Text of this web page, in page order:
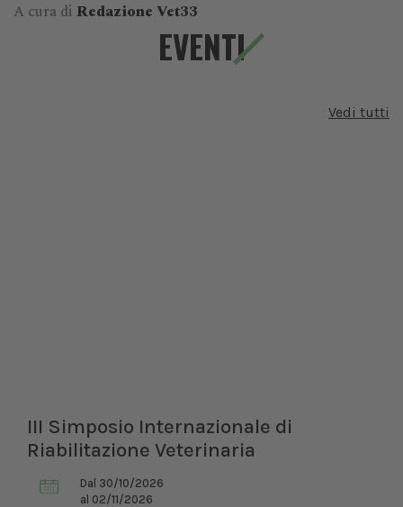
A cura di Redazione Vet33
EVENTI
Vedi tutti
III Simposio Internazionale di
Riabilitazione Veterinaria
Dal 30/10/2026
al 02/11/2026